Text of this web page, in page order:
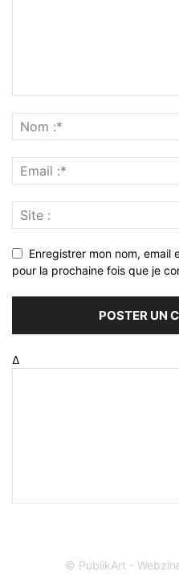
Enregistrer mon nom,
pour la prochaine fois que je
Δ
© PublikArt -